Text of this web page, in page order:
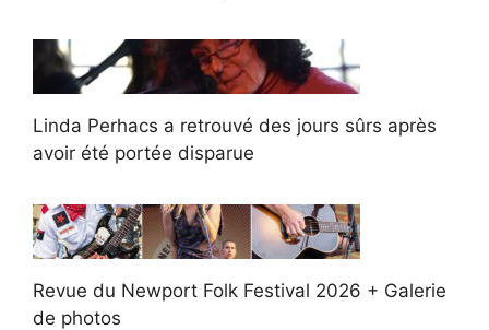
Linda Perhacs a retrouvé des jours sûrs après
avoir été portée disparue
Revue du Newport Folk Festival 2026 + Galerie
de photos